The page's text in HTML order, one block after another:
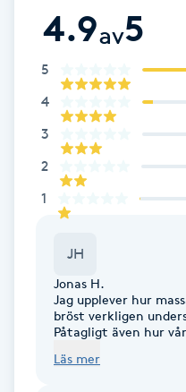
Fransar
Fransborttagning
Fransfärgning
Fransförlängning
Fransförlängning
Fransförlängning Volym
4.9av5
5
4
3
2
1
JH
Jonas H.
Jag upplever hur
bröst verkligen
Påtagligt även hur
framåt. Jag gillar
Läs mer